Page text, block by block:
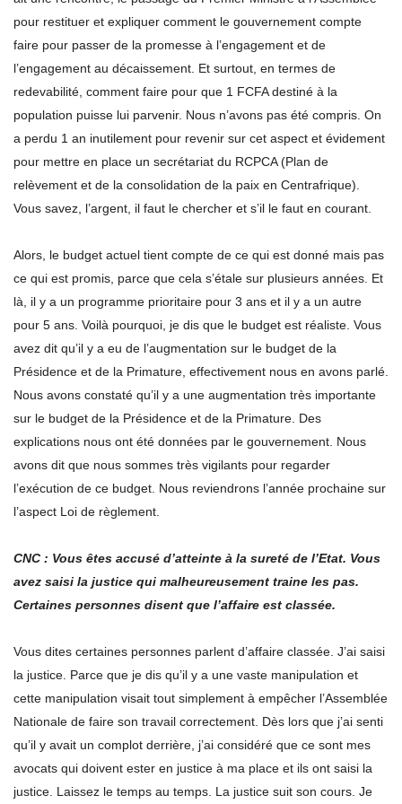
pour restituer et expliquer comment le gouvernement compte
faire pour passer de la promesse à l’engagement et de
l’engagement au décaissement. Et surtout, en termes de
redevabilité, comment faire pour que 1 FCFA destiné à la
population puisse lui parvenir. Nous n’avons pas été compris. On
a perdu 1 an inutilement pour revenir sur cet aspect et évidement
pour mettre en place un secrétariat du RCPCA (Plan de
relèvement et de la consolidation de la paix en Centrafrique).
Vous savez, l’argent, il faut le chercher et s’il le faut en courant.
Alors, le budget actuel tient compte de ce qui est donné mais pas
ce qui est promis, parce que cela s’étale sur plusieurs années. Et
là, il y a un programme prioritaire pour 3 ans et il y a un autre
pour 5 ans. Voilà pourquoi, je dis que le budget est réaliste. Vous
avez dit qu’il y a eu de l’augmentation sur le budget de la
Présidence et de la Primature, effectivement nous en avons parlé.
Nous avons constaté qu’il y a une augmentation très importante
sur le budget de la Présidence et de la Primature. Des
explications nous ont été données par le gouvernement. Nous
avons dit que nous sommes très vigilants pour regarder
l’exécution de ce budget. Nous reviendrons l’année prochaine sur
l’aspect Loi de règlement.
CNC : Vous êtes accusé d’atteinte à la sureté de l’Etat. Vous
avez saisi la justice qui malheureusement traine les pas.
Certaines personnes disent que l’affaire est classée.
Vous dites certaines personnes parlent d’affaire classée. J’ai saisi
la justice. Parce que je dis qu’il y a une vaste manipulation et
cette manipulation visait tout simplement à empêcher l’Assemblée
Nationale de faire son travail correctement. Dès lors que j’ai senti
qu’il y avait un complot derrière, j’ai considéré que ce sont mes
avocats qui doivent ester en justice à ma place et ils ont saisi la
justice. Laissez le temps au temps. La justice suit son cours. Je